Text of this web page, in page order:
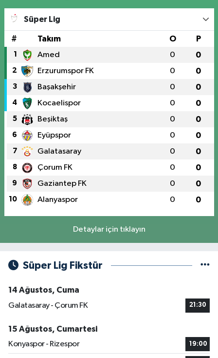
Süper Lig
# Takım O P
1 Amed 0 0
2 Erzurumspor FK 0 0
3 Başakşehir 0 0
4 Kocaelispor 0 0
5 Beşiktaş 0 0
6 Eyüpspor 0 0
7 Galatasaray 0 0
8 Çorum FK 0 0
9 Gaziantep FK 0 0
10 Alanyaspor 0 0
Detaylar için tıklayın
Süper Lig Fikstür
14 Ağustos, Cuma
Galatasaray - Çorum FK
21:30
15 Ağustos, Cumartesi
Konyaspor - Rizespor
19:00